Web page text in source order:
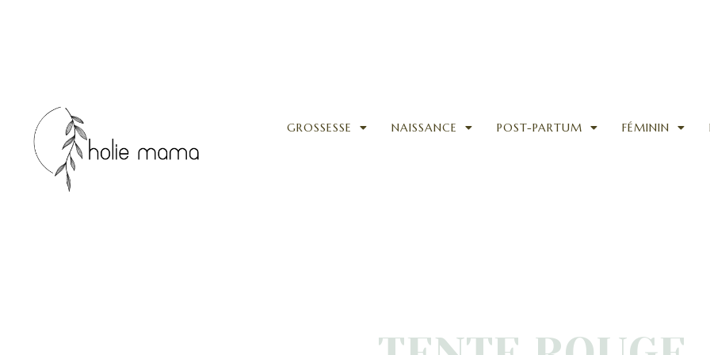
GROSSESSE NAISSANCE POST-PARTUM FÉMININ